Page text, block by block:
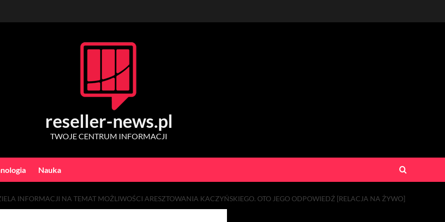
reseller-news.pl
TWOJE CENTRUM INFORMACJI
Nauka
INFORMACJI NA TEMAT MOŻLIWOŚCI ARESZTOWANIA KACZYŃSKIEGO. OTO JEGO ODPOWIEDŹ [RELACJA NA ŻYWO]